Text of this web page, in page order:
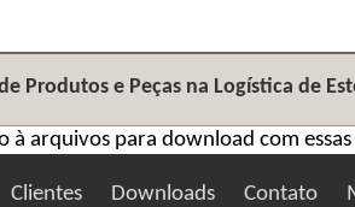
Produtos e Peças na Logística de
à arquivos para download com
Clientes Downloads Contato